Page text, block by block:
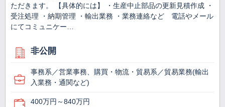
ただきます。 【具体的には】 ・生産中止部品の更新見積作成 ・
受注処理 ・納期管理 ・輸出業務 ・業務連絡など 電話やメール
にてコミュニケー…
非公開
事務系／営業事務、購買・物流・貿易系／貿易業務(輸出
入業務・通関など)
400万円～840万円